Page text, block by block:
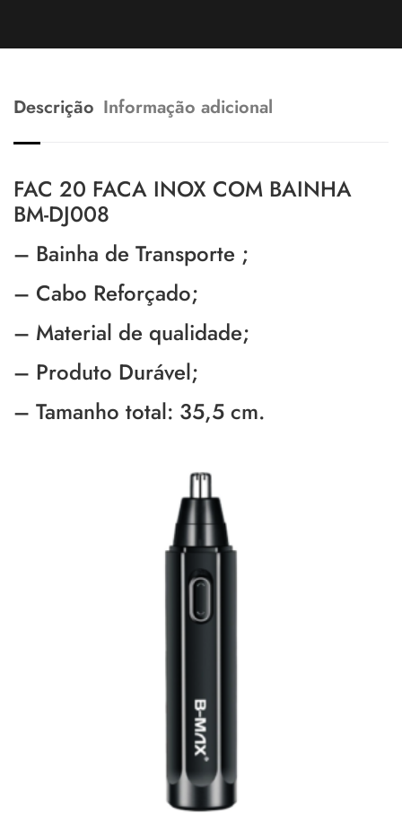
Descrição Informação adicional
FAC 20 FACA INOX COM BAINHA
BM-DJ008
– Bainha de Transporte ;
– Cabo Reforçado;
– Material de qualidade;
– Produto Durável;
– Tamanho total: 35,5 cm.